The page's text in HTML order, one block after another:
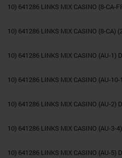
10) 641286 LINKS MIX CASINO (8-CA-
10) 641286 LINKS MIX CASINO (8-CA)
10) 641286 LINKS MIX CASINO (AU-1)
10) 641286 LINKS MIX CASINO (AU-10-
10) 641286 LINKS MIX CASINO (AU-2)
10) 641286 LINKS MIX CASINO (AU-3-
10) 641286 LINKS MIX CASINO (AU-5)